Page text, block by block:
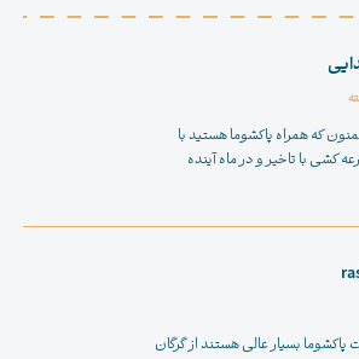
که همراه پاکشوما هستید با
کشی با تاخیر و در ماه آینده
بسیار عالی هستند از گرگان